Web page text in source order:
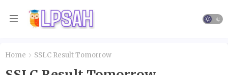
Home SSLC Result Tomorrow